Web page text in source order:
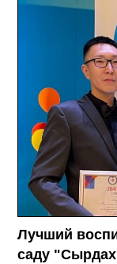
Лучший
саду